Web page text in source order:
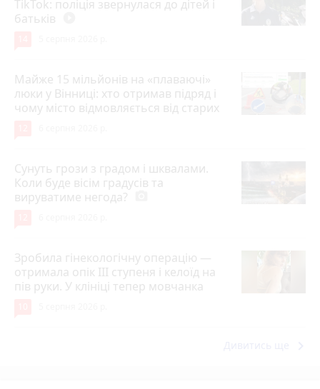
TikTok: поліція звернулася до дітей і
батьків
Майже 15 мільйонів на «плаваючі»
люки у Вінниці: хто отримав підряд і
чому місто відмовляється від старих
Сунуть грози з градом і шквалами.
Коли буде вісім градусів та
вируватиме негода?
Зробила гінекологічну операцію —
отримала опік ІІІ ступеня і келоїд на
пів руки. У клініці тепер мовчанка